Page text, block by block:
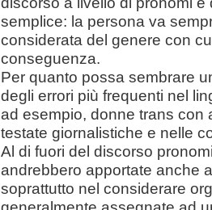
semplice: la persona va
considerata del genere con
conseguenza.
Per quanto possa sembrare
degli errori più frequenti nel
ad esempio, donne trans con
testate giornalistiche e nelle
Al di fuori del discorso
andrebbero apportate anche
soprattutto nel considerare